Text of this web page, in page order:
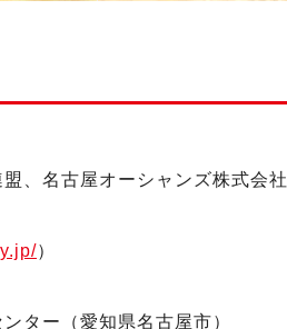
、名古屋オーシャンズ株式会社
）
ター（愛知県名古屋市）